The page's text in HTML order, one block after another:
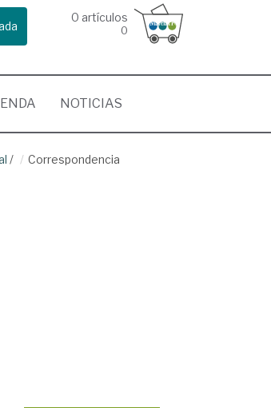
0 artículos
0
NOTICIAS
/ Correspondencia